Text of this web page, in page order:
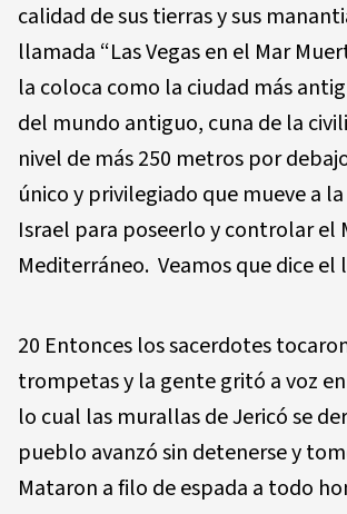
calidad de sus tierras y sus
llamada “Las Vegas en el Mar
la coloca como la ciudad más
del mundo antiguo, cuna de la
nivel de más 250 metros por
único y privilegiado que mueve a
Israel para poseerlo y controlar el
Mediterráneo. Veamos que dice el
20 Entonces los sacerdotes
trompetas y la gente gritó a voz
lo cual las murallas de Jericó se
pueblo avanzó sin detenerse y
Mataron a filo de espada a todo